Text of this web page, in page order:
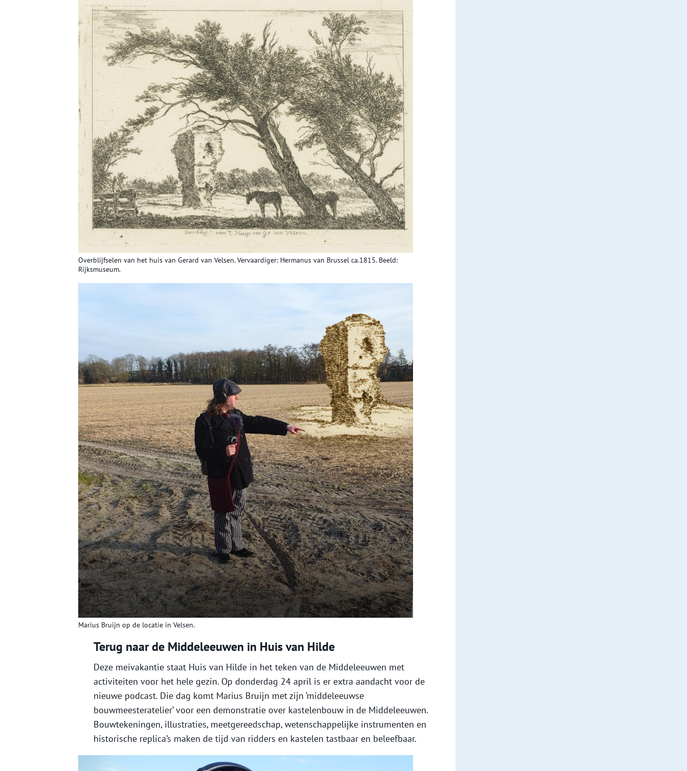
Overblijfselen van het huis van Gerard van Velsen. Vervaardiger: Hermanus van Brussel ca.1815. Beeld:
Rijksmuseum.
Marius Bruijn op de locatie in Velsen.
Terug naar de Middeleeuwen in Huis van Hilde
Deze meivakantie staat Huis van Hilde in het teken van de Middeleeuwen met
activiteiten voor het hele gezin. Op donderdag 24 april is er extra aandacht voor de
nieuwe podcast. Die dag komt Marius Bruijn met zijn ‘middeleeuwse
bouwmeesteratelier’ voor een demonstratie over kastelenbouw in de Middeleeuwen.
Bouwtekeningen, illustraties, meetgereedschap, wetenschappelijke instrumenten en
historische replica’s maken de tijd van ridders en kastelen tastbaar en beleefbaar.